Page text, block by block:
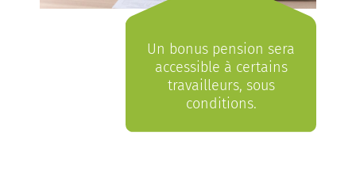
Un bonus pension sera
accessible à certains
travailleurs, sous
conditions.